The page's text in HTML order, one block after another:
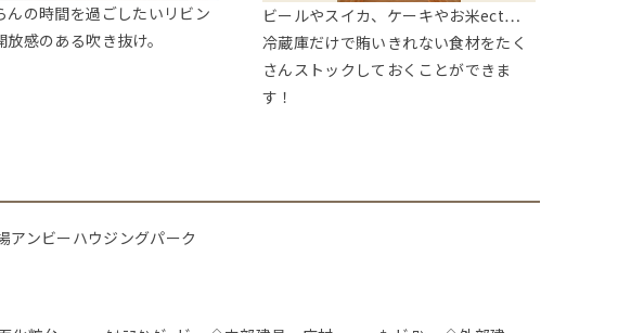
んの時間を過ごしたいリビン
放感のある吹き抜け。
ビールやスイカ、ケーキやお米ect…
冷蔵庫だけで賄いきれない食材をたく
さんストックしておくことができま
す！
アンビーハウジングパーク